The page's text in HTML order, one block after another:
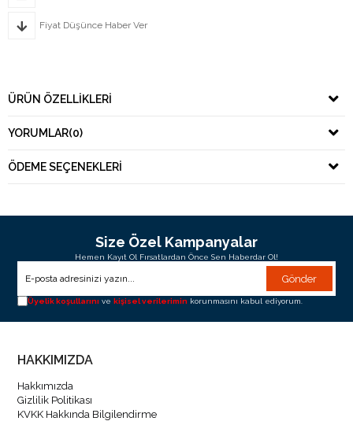
Fiyat Düşünce Haber Ver
ÜRÜN ÖZELLIKLERI
YORUMLAR(0)
ÖDEME SEÇENEKLERI
Size Özel Kampanyalar
Hemen Kayıt Ol Fırsatlardan Önce Sen Haberdar Ol!
Gönder
Üyelik koşullarını vekişisel verilerimin korunmasını kabul ediyorum.
HAKKIMIZDA
Hakkımızda
Gizlilik Politikası
KVKK Hakkında Bilgilendirme